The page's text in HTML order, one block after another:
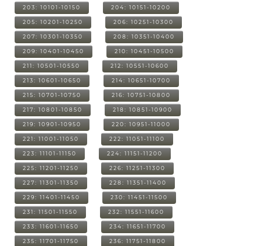
203: 10101-10150 204: 10151-10200
205: 10201-10250 206: 10251-10300
207: 10301-10350 208: 10351-10400
209: 10401-10450 210: 10451-10500
211: 10501-10550 212: 10551-10600
213: 10601-10650 214: 10651-10700
215: 10701-10750 216: 10751-10800
217: 10801-10850 218: 10851-10900
219: 10901-10950 220: 10951-11000
221: 11001-11050 222: 11051-11100
223: 11101-11150 224: 11151-11200
225: 11201-11250 226: 11251-11300
227: 11301-11350 228: 11351-11400
229: 11401-11450 230: 11451-11500
231: 11501-11550 232: 11551-11600
233: 11601-11650 234: 11651-11700
235: 11701-11750 236: 11751-11800